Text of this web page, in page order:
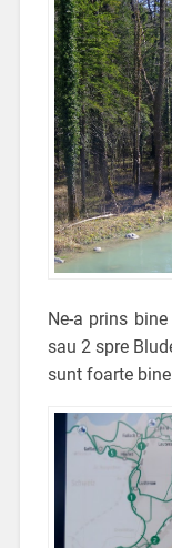
Ne-a prins
sau 2 spre
sunt foarte